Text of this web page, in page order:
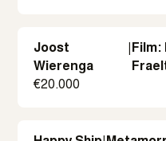
Joost
Wierenga
Film:
€20.000